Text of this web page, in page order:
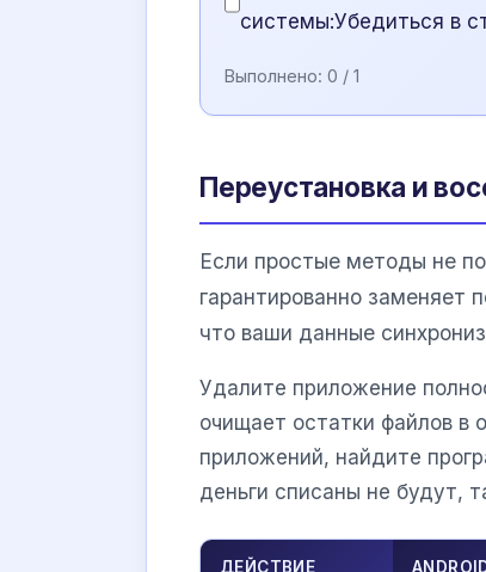
системы:Убедиться в
Выполнено: 0 / 1
Переустановка и
Если простые методы не
гарантированно
что ваши данные
Удалите приложение
очищает остатки файлов в
приложений, найдите
деньги списаны не будут,
ДЕЙСТВИЕ